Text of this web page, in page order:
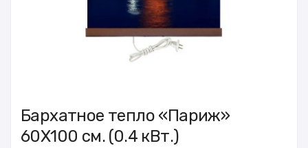
Бархатное тепло «Париж»
60X100 см. (0.4 кВт.)